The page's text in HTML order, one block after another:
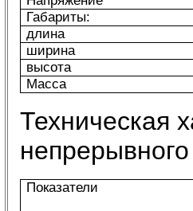
Габариты:
длина
ширина
высота
Масса
Техническая
Показатели